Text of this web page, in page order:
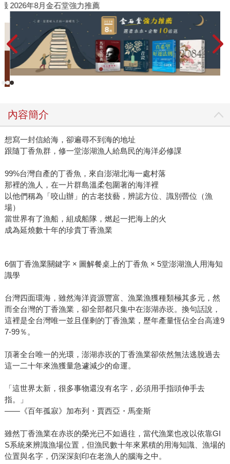
2026年8月金石堂強力推薦
內容簡介
想寫一封信給海，卻遍尋不到海的地址
跟隨丁香魚群，修一堂澎湖漁人給島民的海洋必修課
99%台灣自產的丁香魚，來自澎湖北海一處村落
那裡的漁人，在一片群島溫柔包圍著的海洋裡
以他們稱為「咬山辦」的古老技藝，辨認方位、識別罾位（漁
場）
當世界有了漁船，組成船隊，燃起一把海上的火
成為延燒數十年的珍貴丁香漁業
6個丁香漁業關鍵字 × 圖解餐桌上的丁香魚 × 5堂澎湖漁人用海知
識學
台灣四面環海，雖然海洋資源豐富、漁業漁獲種類極其多元，然
而全台灣的丁香漁業，卻全部都只集中在澎湖赤崁。換句話說，
這裡是全台灣唯一並且僅剩的丁香漁業，歷年產量恆佔全台高達9
7-99％。
頂著全台唯一的光環，澎湖赤崁的丁香漁業卻依然無法逃脫過去
這一二十年來漁獲量急遽減少的命運。
「這世界太新，很多事物還沒有名字，必須用手指頭伸手去
指。」
——《百年孤寂》加布列・賈西亞・馬奎斯
雖然丁香漁業在赤崁的榮光已不如過往，當代漁業也改以依靠GI
S系統來辨識漁場位置，但漁民數十年來累積的用海知識、漁場的
位置與名字，仍深深刻印在老漁人的腦海之中。